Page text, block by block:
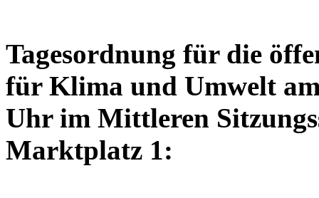
Tagesordnung für die
für Klima und Umwelt
Uhr im Mittleren
Marktplatz 1: